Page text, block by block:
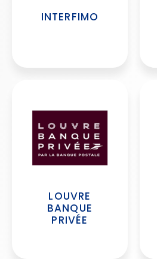
INTERFIMO
LOUVRE
BANQUE
PRIVÉE